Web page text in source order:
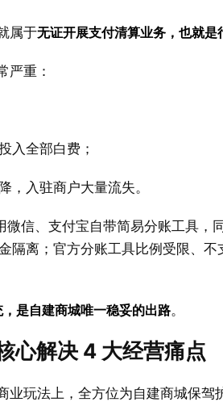
属于无证开展支付清算业务，也就是
严重：
入全部白费；
，入驻商户大量流失。
微信、支付宝自带简易分账工具，
隔离；官方分账工具比例受限、
是自建商城唯一稳妥的出路。
心解决 4 大经营痛点
玩法上，全方位为自建商城保驾